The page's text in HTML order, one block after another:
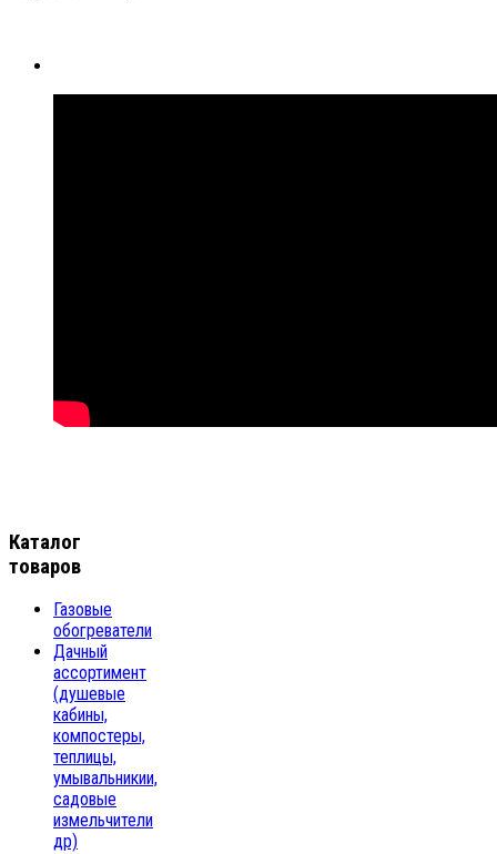
Каталог
товаров
Газовые
обогреватели
Дачный
ассортимент
(душевые
кабины,
компостеры,
теплицы,
умывальникии,
садовые
измельчители
др)